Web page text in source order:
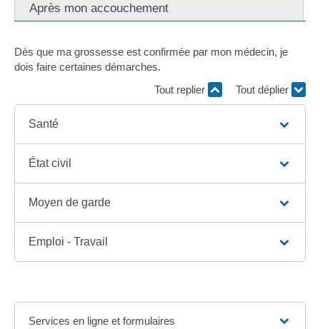
Après mon accouchement
Dès que ma grossesse est confirmée par mon médecin, je
dois faire certaines démarches.
Tout replier
Tout déplier
Santé
État civil
Moyen de garde
Emploi - Travail
Services en ligne et formulaires